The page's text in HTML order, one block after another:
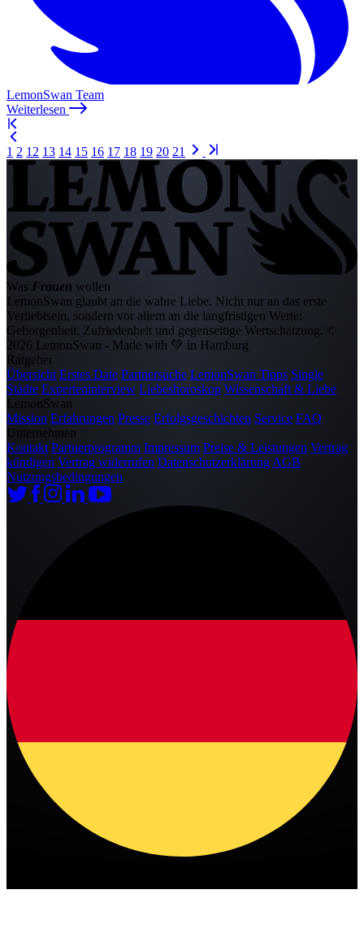
LemonSwan Team
Weiterlesen
1 2 12 13 14 15 16 17 18 19 20 21
Was Frauen wollen
LemonSwan glaubt an die wahre Liebe. Nicht nur an das erste
Verliebtsein, sondern vor allem an die langfristigen Werte:
Geborgenheit, Zufriedenheit und gegenseitige Wertschätzung. ©
2026 LemonSwan - Made with 💚 in Hamburg
Ratgeber
Übersicht Erstes Date Partnersuche LemonSwan Tipps Single
Städte Experteninterview Liebeshoroskop Wissenschaft & Liebe
LemonSwan
Mission Erfahrungen Presse Erfolgsgeschichten Service FAQ
Unternehmen
Kontakt Partnerprogramm Impressum Preise & Leistungen Vertrag
kündigen Vertrag widerrufen Datenschutzerklärung AGB
Nutzungsbedingungen